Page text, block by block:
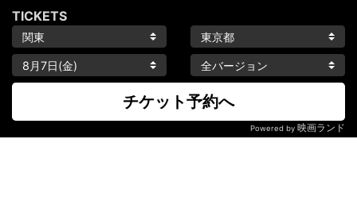
TICKETS
チケット予約へ
Powered by 映画ランド